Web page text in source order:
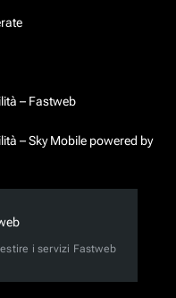
– Fastweb
– Sky Mobile powered by
i servizi Fastweb